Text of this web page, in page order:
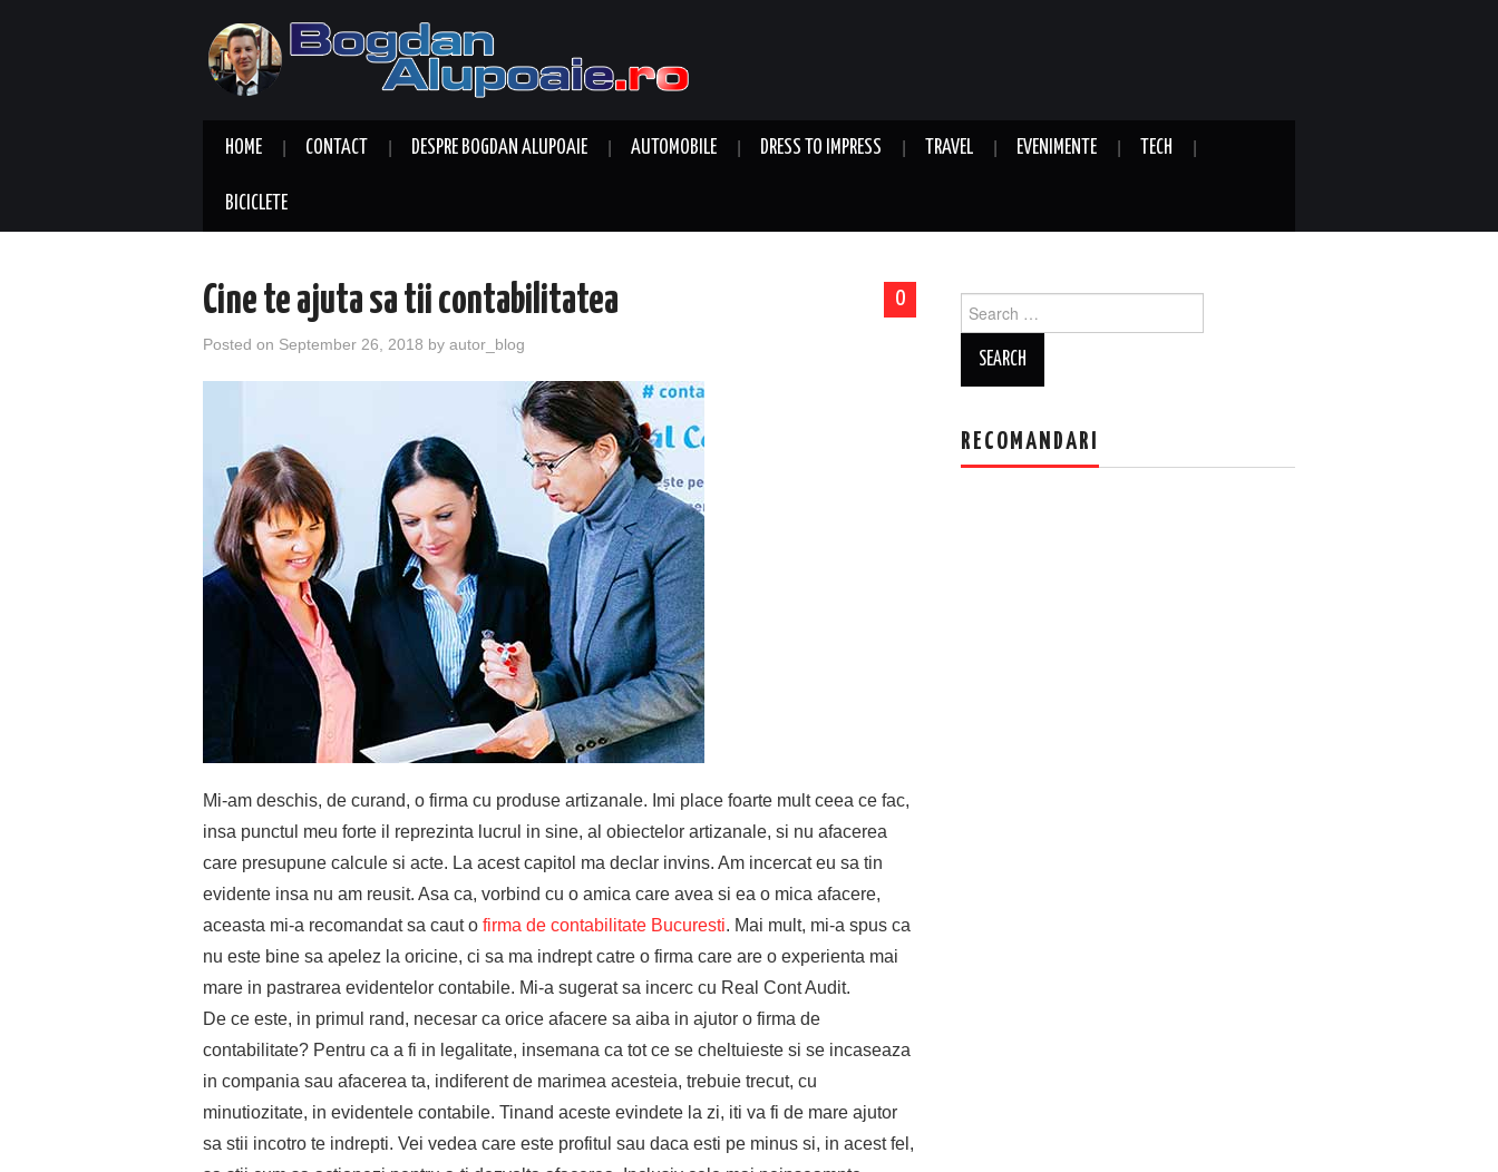
HOME CONTACT DESPRE BOGDAN ALUPOAIE AUTOMOBILE DRESS TO IMPRESS TRAVEL EVENIMENTE TECH
BICICLETE
0
Cine te ajuta sa tii contabilitatea
Posted on September 26, 2018 by autor_blog
Mi-am deschis, de curand, o firma cu produse artizanale. Imi place foarte mult ceea ce fac,
insa punctul meu forte il reprezinta lucrul in sine, al obiectelor artizanale, si nu afacerea
care presupune calcule si acte. La acest capitol ma declar invins. Am incercat eu sa tin
evidente insa nu am reusit. Asa ca, vorbind cu o amica care avea si ea o mica afacere,
aceasta mi-a recomandat sa caut o firma de contabilitate Bucuresti. Mai mult, mi-a spus ca
nu este bine sa apelez la oricine, ci sa ma indrept catre o firma care are o experienta mai
mare in pastrarea evidentelor contabile. Mi-a sugerat sa incerc cu Real Cont Audit.
De ce este, in primul rand, necesar ca orice afacere sa aiba in ajutor o firma de
contabilitate? Pentru ca a fi in legalitate, insemana ca tot ce se cheltuieste si se incaseaza
in compania sau afacerea ta, indiferent de marimea acesteia, trebuie trecut, cu
minutiozitate, in evidentele contabile. Tinand aceste evindete la zi, iti va fi de mare ajutor
sa stii incotro te indrepti. Vei vedea care este profitul sau daca esti pe minus si, in acest fel,
for:
RECOMANDARI